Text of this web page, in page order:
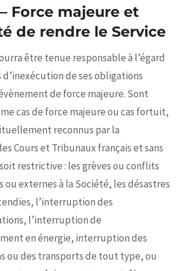
Force majeure et
de rendre le Service
être tenue responsable à l’égard
d’inexécution de ses obligations
de force majeure. Sont
cas de force majeure ou cas fortuit,
reconnus par la
Cours et Tribunaux français et sans
restrictive : les grèves ou conflits
ou externes à la Société, les désastres
l’interruption des
l’interruption de
en énergie, interruption des
ou des transports de tout type, ou